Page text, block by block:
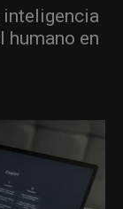
en